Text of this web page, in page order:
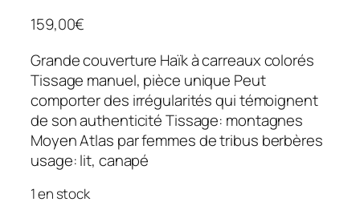
159,00€
Grande couverture Haïk à carreaux colorés
Tissage manuel, pièce unique Peut
comporter des irrégularités qui témoignent
de son authenticité Tissage: montagnes
Moyen Atlas par femmes de tribus berbères
usage: lit, canapé
1 en stock